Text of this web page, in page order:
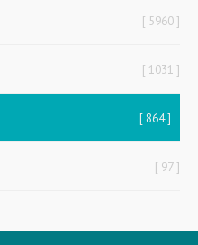
5960
1031
864
97